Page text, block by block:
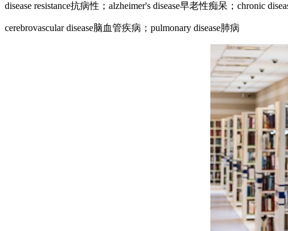
disease resistance抗病性；alzheimer's disease早老性痴呆；chronic
cerebrovascular disease脑血管疾病；pulmonary disease肺病